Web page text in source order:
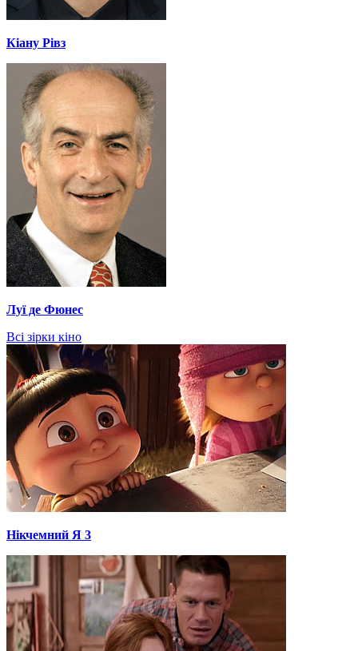
Кіану Рівз
Луї де Фюнес
Всі зірки кіно
Нікчемний Я 3